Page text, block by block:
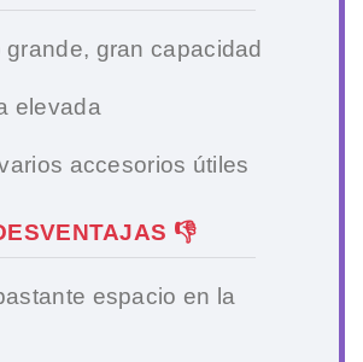
grande, gran capacidad
elevada
accesorios útiles
👎
espacio en la